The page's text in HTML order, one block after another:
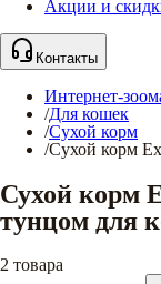
Акции и
Контакты
Интернет-
/Для кошек
/Сухой корм
/Сухой корм
Сухой корм
тунцом для
2 товара